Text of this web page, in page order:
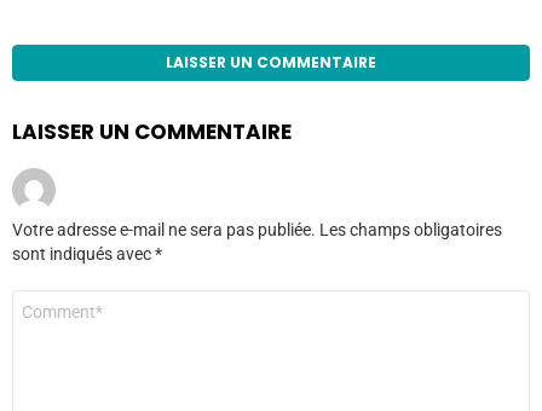
LAISSER UN COMMENTAIRE
LAISSER UN COMMENTAIRE
Votre adresse e-mail ne sera pas publiée. Les champs obligatoires
sont indiqués avec*
Commentaire